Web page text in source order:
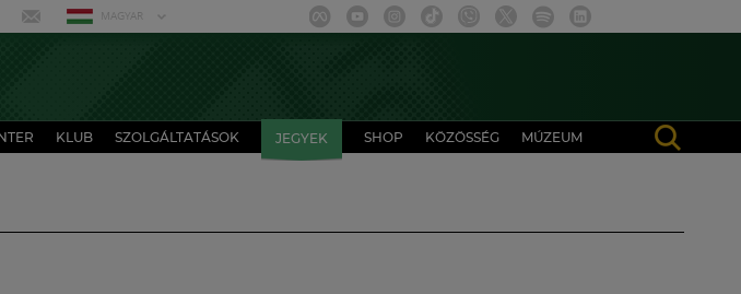
MAGYAR
KLUB SZOLGÁLTATÁSOK JEGYEK SHOP KÖZÖSSÉG MÚZEUM